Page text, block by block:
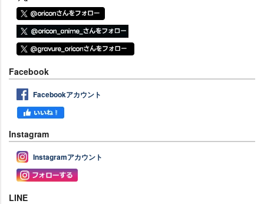
Facebook
Facebookアカウント
Instagram
Instagramアカウント
LINE